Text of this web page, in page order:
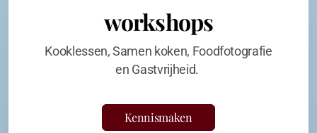
workshops
Kooklessen, Samen koken, Foodfotografie
en Gastvrijheid.
Kennismaken